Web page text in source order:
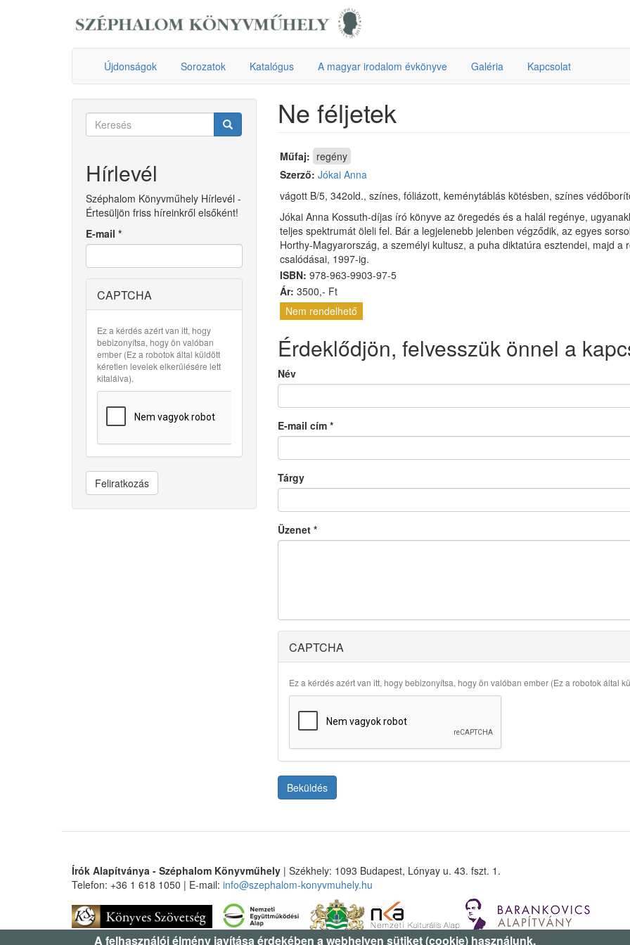
Újdonságok Sorozatok Katalógus A magyar irodalom évkönyve Galéria Kapcsolat
Keresés
Hírlevél
Széphalom Könyvműhely Hírlevél -
Értesüljön friss híreinkről elsőként!
E-mail *
CAPTCHA
Ez a kérdés azért van itt, hogy
bebizonyítsa, hogy ön valóban
ember (Ez a robotok által küldött
kéretlen levelek elkerülésére lett
kitalálva).
Feliratkozás
Ne féljetek
Műfaj: regény
Szerző: Jókai Anna
vágott B/5, 342old., színes, fóliázott, keménytáblás kötésben, színes
Jókai Anna Kossuth-díjas író könyve az öregedés és a halál regénye,
teljes spektrumát öleli fel. Bár a legjelenebb jelenben végződik, az egyes
Horthy-Magyarország, a személyi kultusz, a puha diktatúra esztendei, majd a
csalódásai, 1997-ig.
ISBN: 978-963-9903-97-5
Ár: 3500,- Ft
Nem rendelhető
Érdeklődjön, felvesszük önnel a
Név
E-mail cím *
Tárgy
Üzenet *
CAPTCHA
Ez a kérdés azért van itt, hogy bebizonyítsa, hogy ön valóban ember (Ez a robotok által
Beküldés
Írók Alapítványa - Széphalom Könyvműhely | Székhely: 1093 Budapest, Lónyay u. 43. fszt. 1.
Telefon: +36 1 618 1050 | E-mail: info@szephalom-konyvmuhely.hu
A felhasználói élmény javítása érdekében a webhelyen sütiket (cookie) használunk.